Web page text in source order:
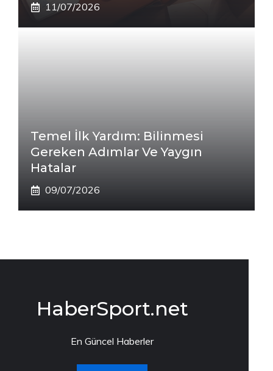
11/07/2026
Temel İlk Yardım: Bilinmesi
Gereken Adımlar Ve Yaygın
Hatalar
09/07/2026
HaberSport.net
En Güncel Haberler